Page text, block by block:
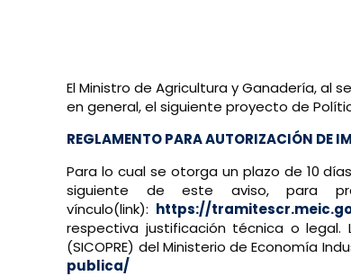
El Ministro de Agricultura y Ganadería,
en general, el siguiente proyecto de
REGLAMENTO PARA AUTORIZACIÓN DE
Para lo cual se otorga un plazo de 10
siguiente de este aviso, para
vínculo(link): https://
respectiva justificación técnica o
(SICOPRE) del Ministerio de Economía
publica/